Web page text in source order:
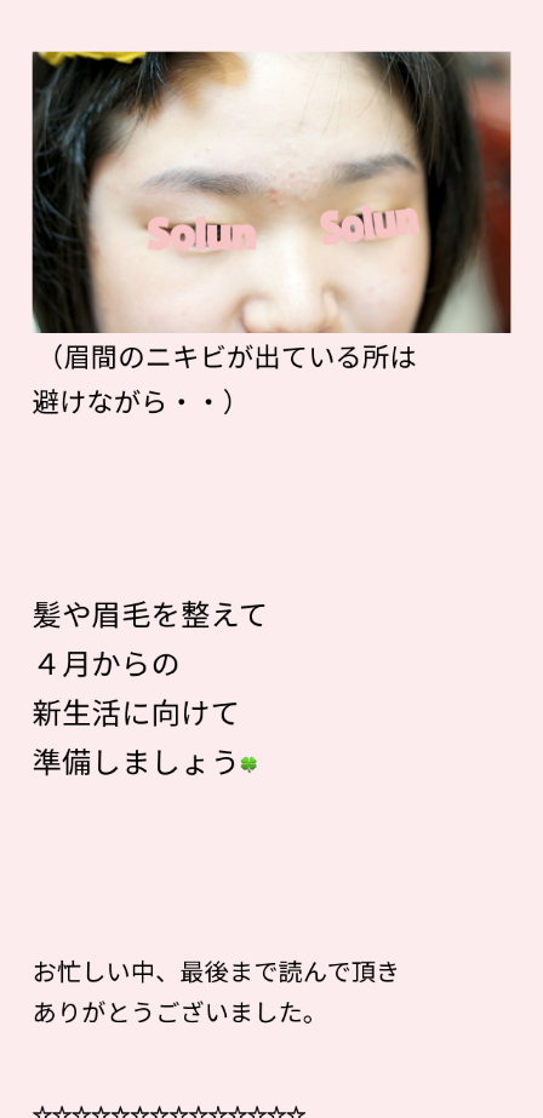
（眉間のニキビが出ている所は
避けながら・・）
髪や眉毛を整えて
４月からの
新生活に向けて
準備しましょう
お忙しい中、最後まで読んで頂き
ありがとうございました。